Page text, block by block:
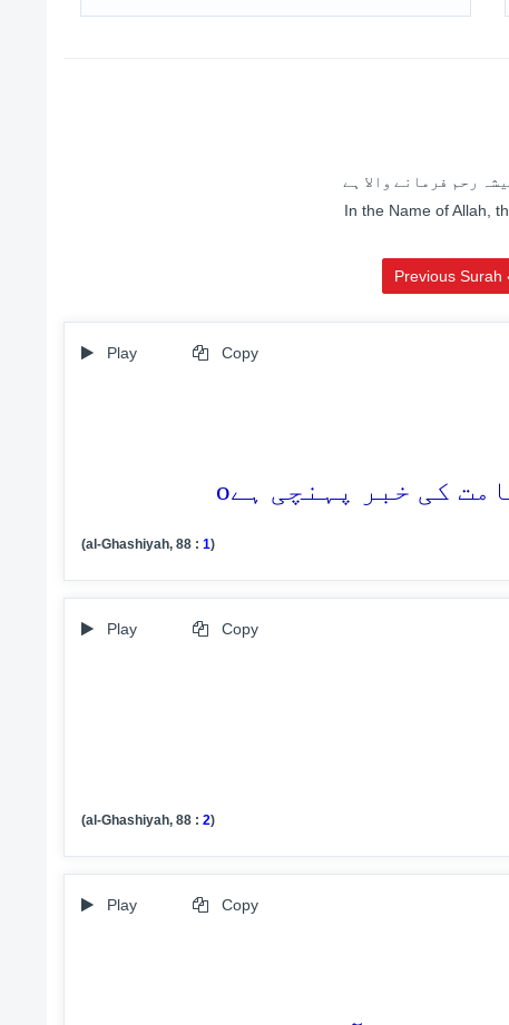
رحم فرمانے والا ہے
In the Name of Allah,
Previous Surah
Play Copy
o
(al-Ghashiyah, 88 : 1)
Play Copy
(al-Ghashiyah, 88 : 2)
Play Copy